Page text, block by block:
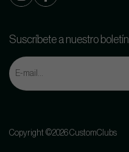
Suscríbete a nuestro boletín
Copyright ©2026 CustomClubs